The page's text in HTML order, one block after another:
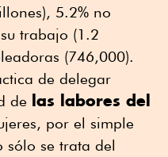
5.2% no
trabajo (1.2
(746,000).
de delegar
de las labores del
por el simple
sólo se trata del